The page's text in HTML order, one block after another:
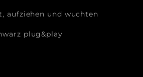
aufziehen und wuchten
plug&play